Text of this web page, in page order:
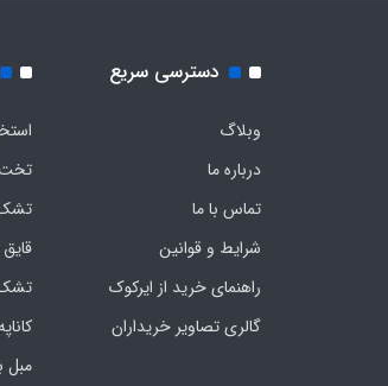
دسترسی سریع
وبلاگ
درباره ما
تماس با ما
شرایط و قوانین
راهنمای خرید از ایرکوک
گالری تصاویر خریداران
مبل